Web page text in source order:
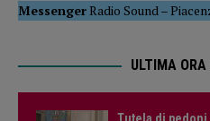
MessengerRadio Sound –
ULTIMA
Tutela di